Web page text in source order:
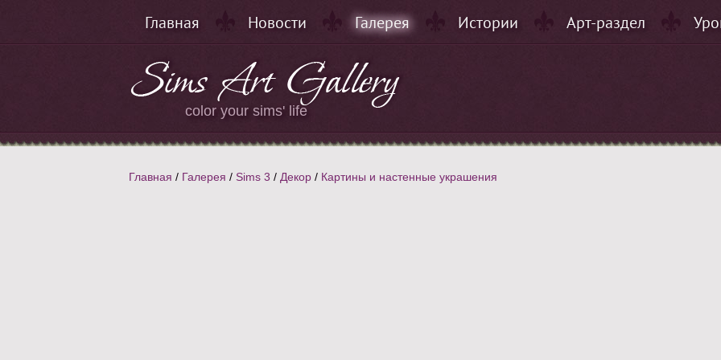
Главная Новости Галерея Истории Арт-раздел
color your sims' life
Главная / Галерея / Sims 3 / Декор / Картины и настенные украшения